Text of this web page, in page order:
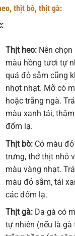
thịt bò, thịt gà:
Thịt heo:Nên chọn
màu hồng tươi tự
quá đỏ sẫm cũng
nhợt nhạt. Mỡ có
hoặc trắng ngà.
màu xanh tái,
đốm lạ.
Thịt bò:Có màu
trưng, thớ thịt nhỏ
màu vàng nhạt.
màu đỏ sẫm, tái
các đốm lạ.
Thịt gà:Da gà có
tự nhiên (nếu là gà